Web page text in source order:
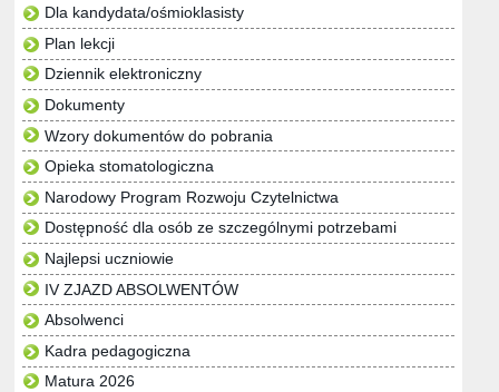
Dla kandydata/ośmioklasisty
Plan lekcji
Dziennik elektroniczny
Dokumenty
Wzory dokumentów do pobrania
Opieka stomatologiczna
Narodowy Program Rozwoju Czytelnictwa
Dostępność dla osób ze szczególnymi potrzebami
Najlepsi uczniowie
IV ZJAZD ABSOLWENTÓW
Absolwenci
Kadra pedagogiczna
Matura 2026